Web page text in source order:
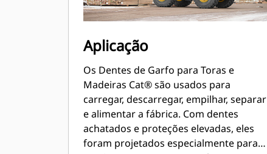
Aplicação
Os Dentes de Garfo para Toras e
Madeiras Cat® são usados para
carregar, descarregar, empilhar, separar
e alimentar a fábrica. Com dentes
achatados e proteções elevadas, eles
foram projetados especialmente para